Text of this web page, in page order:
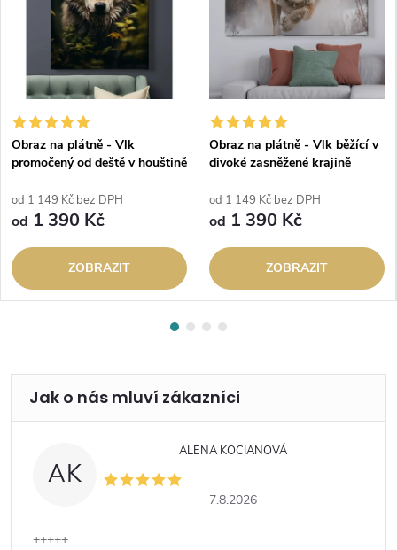
Obraz na plátně - Vlk
promočený od deště v houštině
od 1 149 Kč bez DPH
od 1 390 Kč
ZOBRAZIT
Obraz na plátně - Vlk běžící v
divoké zasněžené krajině
od 1 149 Kč bez DPH
od 1 390 Kč
ZOBRAZIT
AK
ALENA KOCIANOVÁ
7.8.2026
+++++